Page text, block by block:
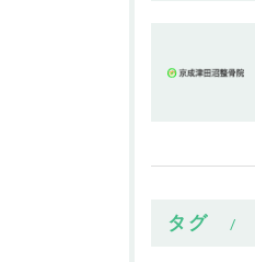
タグ